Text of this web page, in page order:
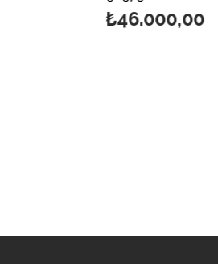
₺46.000,00